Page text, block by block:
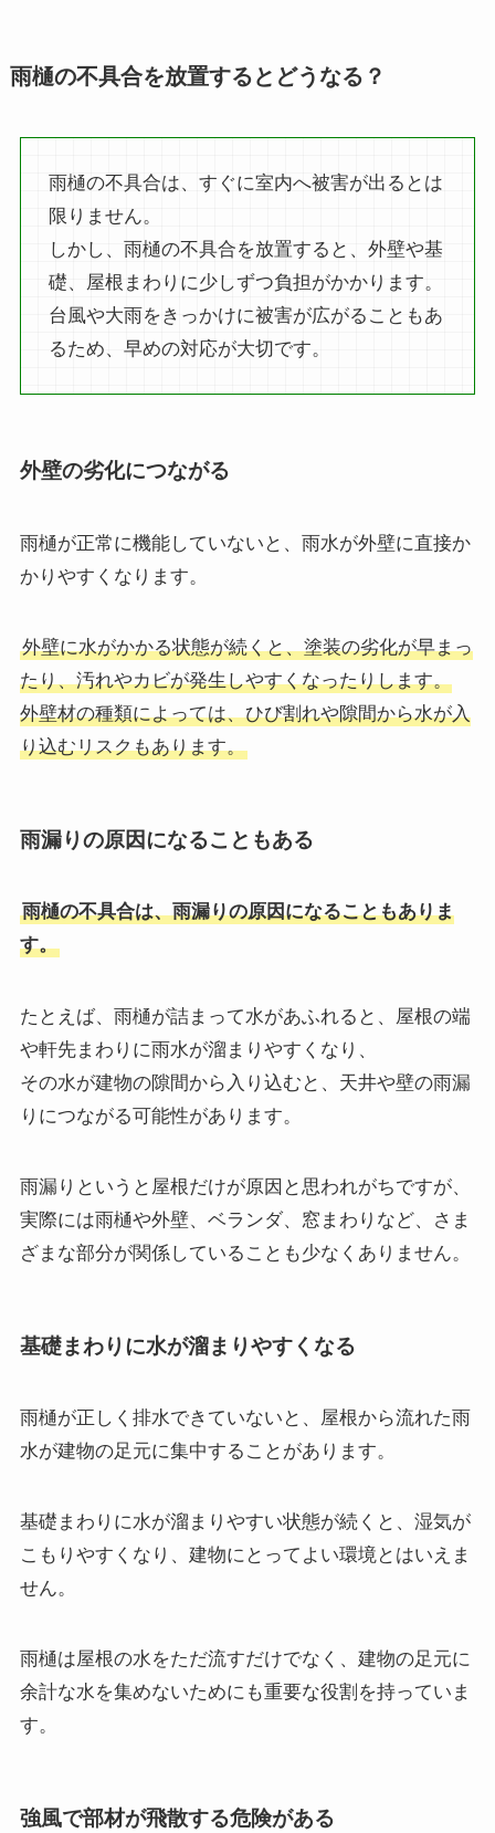
雨樋の不具合を放置するとどうなる？
雨樋の不具合は、すぐに室内へ被害が出るとは
限りません。
しかし、雨樋の不具合を放置すると、外壁や基
礎、屋根まわりに少しずつ負担がかかります。
台風や大雨をきっかけに被害が広がることもあ
るため、早めの対応が大切です。
外壁の劣化につながる
雨樋が正常に機能していないと、雨水が外壁に直接か
かりやすくなります。
外壁に水がかかる状態が続くと、塗装の劣化が早まっ
たり、汚れやカビが発生しやすくなったりします。
外壁材の種類によっては、ひび割れや隙間から水が入
り込むリスクもあります。
雨漏りの原因になることもある
雨樋の不具合は、雨漏りの原因になることもありま
す。
たとえば、雨樋が詰まって水があふれると、屋根の端
や軒先まわりに雨水が溜まりやすくなり、
その水が建物の隙間から入り込むと、天井や壁の雨漏
りにつながる可能性があります。
雨漏りというと屋根だけが原因と思われがちですが、
実際には雨樋や外壁、ベランダ、窓まわりなど、さま
ざまな部分が関係していることも少なくありません。
基礎まわりに水が溜まりやすくなる
雨樋が正しく排水できていないと、屋根から流れた雨
水が建物の足元に集中することがあります。
基礎まわりに水が溜まりやすい状態が続くと、湿気が
こもりやすくなり、建物にとってよい環境とはいえま
せん。
雨樋は屋根の水をただ流すだけでなく、建物の足元に
余計な水を集めないためにも重要な役割を持っていま
す。
強風で部材が飛散する危険がある